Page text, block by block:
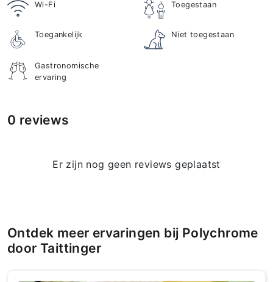
Wi-Fi Toegestaan
Toegankelijk Niet toegestaan
Gastronomische
ervaring
0 reviews
Er zijn nog geen reviews geplaatst
Ontdek meer ervaringen bij Polychrome
door Taittinger